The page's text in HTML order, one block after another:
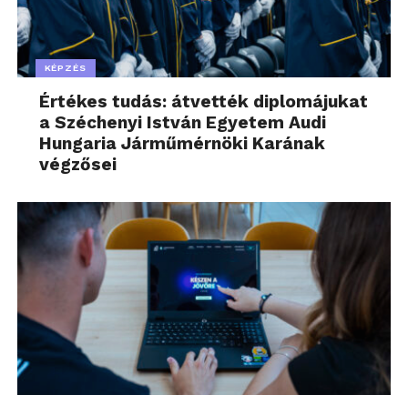
KÉPZÉS
Értékes tudás: átvették diplomájukat
a Széchenyi István Egyetem Audi
Hungaria Járműmérnöki Karának
végzősei